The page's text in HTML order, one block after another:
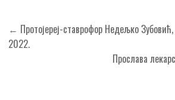
Кретање
чланка
← Протојереј-ставрофор Недељко
2022.
Прослава